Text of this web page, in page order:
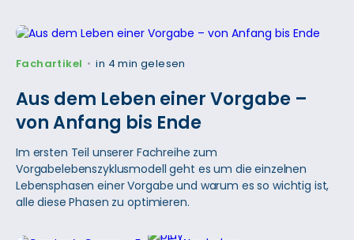
Fachartikel •in 4 min gelesen
Aus dem Leben einer Vorgabe –
von Anfang bis Ende
Im ersten Teil unserer Fachreihe zum
Vorgabelebenszyklusmodell geht es um die einzelnen
Lebensphasen einer Vorgabe und warum es so wichtig ist,
alle diese Phasen zu optimieren.